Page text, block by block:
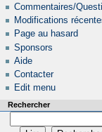
Commentaires/
Modifications
Page au hasard
Sponsors
Aide
Contacter
Edit menu
Rechercher